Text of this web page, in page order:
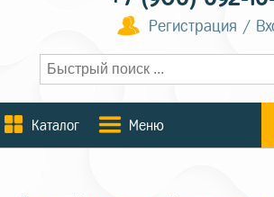
Регистрация /
Каталог Меню